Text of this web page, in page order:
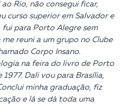
Rio, não consegui ficar,
curso superior em Salvador e
fui para Porto Alegre sem
me reuni a um grupo no Clube
Corpo Insano.
na feira do livro de Porto
Dali vou para Brasília,
minha graduação, fiz
e lá se dá toda uma